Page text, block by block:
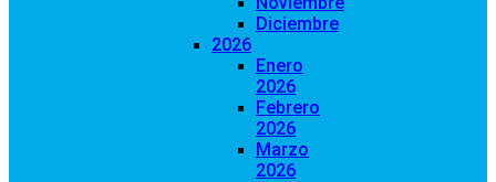
Diciembre
2026
Enero
2026
Febrero
2026
Marzo
2026